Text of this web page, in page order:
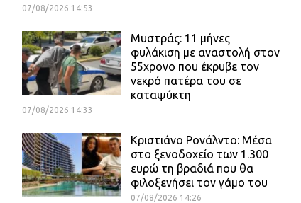
07/08/2026 14:53
Μυστράς: 11 μήνες
φυλάκιση με αναστολή στον
55χρονο που έκρυβε τον
νεκρό πατέρα του σε
καταψύκτη
07/08/2026 14:33
Κριστιάνο Ρονάλντο: Μέσα
στο ξενοδοχείο των 1.300
ευρώ τη βραδιά που θα
φιλοξενήσει τον γάμο του
07/08/2026 14:26